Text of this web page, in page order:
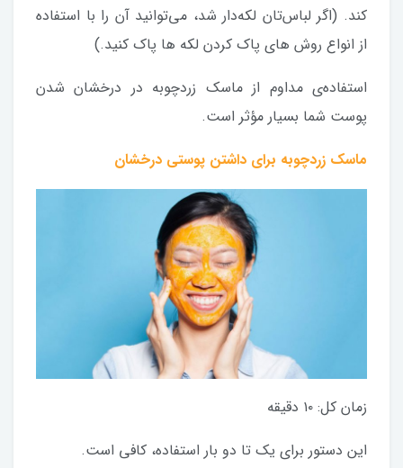
کند. (اگر لباس‌تان لکه‌دار شد، می‌توانید آن را با استفاده
از انواع روش های پاک کردن لکه ها پاک کنید.)
استفاده‌ی مداوم از ماسک زردچوبه در درخشان شدن
پوست شما بسیار مؤثر است.
ماسک زردچوبه برای داشتن پوستی درخشان
زمان کل: ۱۰ دقیقه
این دستور برای یک تا دو بار استفاده، کافی است.